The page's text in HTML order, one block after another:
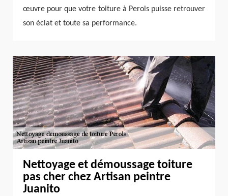
œuvre pour que votre toiture à Perols puisse retrouver
son éclat et toute sa performance.
Nettoyage et démoussage toiture
pas cher chez Artisan peintre
Juanito